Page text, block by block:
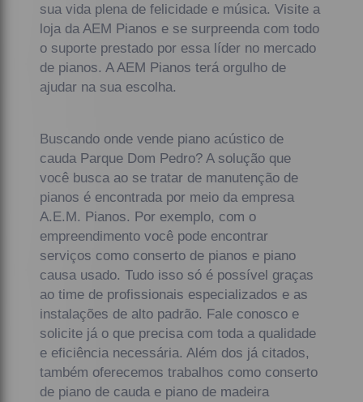
sua vida plena de felicidade e música. Visite a
loja da AEM Pianos e se surpreenda com todo
o suporte prestado por essa líder no mercado
de pianos. A AEM Pianos terá orgulho de
ajudar na sua escolha.
Buscando onde vende piano acústico de
cauda Parque Dom Pedro? A solução que
você busca ao se tratar de manutenção de
pianos é encontrada por meio da empresa
A.E.M. Pianos. Por exemplo, com o
empreendimento você pode encontrar
serviços como conserto de pianos e piano
causa usado. Tudo isso só é possível graças
ao time de profissionais especializados e as
instalações de alto padrão. Fale conosco e
solicite já o que precisa com toda a qualidade
e eficiência necessária. Além dos já citados,
também oferecemos trabalhos como conserto
de piano de cauda e piano de madeira